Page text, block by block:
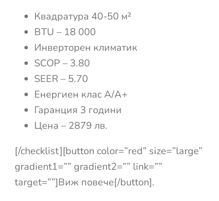
Квадратура 40-50 м²
BTU – 18 000
Инверторен климатик
SCOP – 3.80
SEER – 5.70
Енергиен клас А/А+
Гаранция 3 години
Цена – 2879 лв.
[/checklist][button color=”red” size=”large”
gradient1=”” gradient2=”” link=””
target=””]Виж повече[/button].